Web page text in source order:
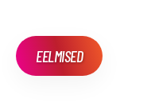
EELMISED